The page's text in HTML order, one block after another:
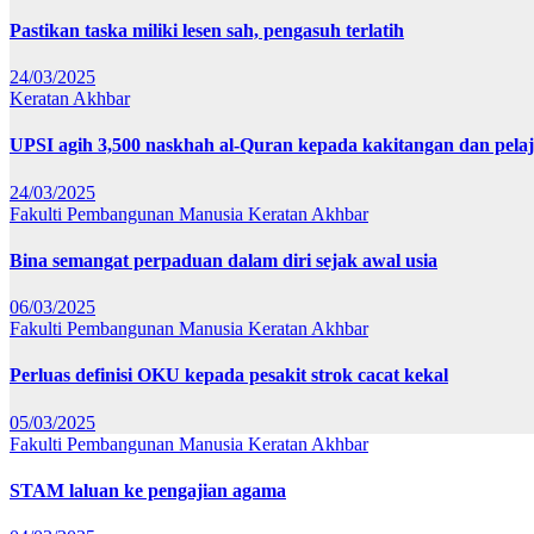
Pastikan taska miliki lesen sah, pengasuh terlatih
24/03/2025
Keratan Akhbar
UPSI agih 3,500 naskhah al-Quran kepada kakitangan dan
24/03/2025
Fakulti Pembangunan Manusia Keratan Akhbar
Bina semangat perpaduan dalam diri sejak awal usia
06/03/2025
Fakulti Pembangunan Manusia Keratan Akhbar
Perluas definisi OKU kepada pesakit strok cacat kekal
05/03/2025
Fakulti Pembangunan Manusia Keratan Akhbar
STAM laluan ke pengajian agama